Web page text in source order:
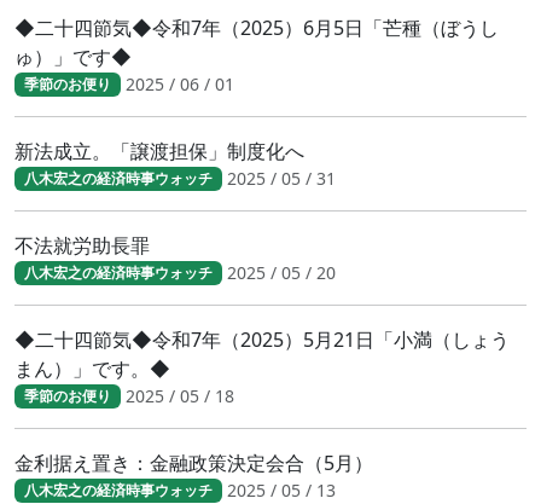
◆二十四節気◆令和7年（2025）6月5日「芒種（ぼうし
ゅ）」です◆
季節のお便り 2025 / 06 / 01
新法成立。「譲渡担保」制度化へ
八木宏之の経済時事ウォッチ 2025 / 05 / 31
不法就労助長罪
八木宏之の経済時事ウォッチ 2025 / 05 / 20
◆二十四節気◆令和7年（2025）5月21日「小満（しょう
まん）」です。◆
季節のお便り 2025 / 05 / 18
金利据え置き：金融政策決定会合（5月）
八木宏之の経済時事ウォッチ 2025 / 05 / 13